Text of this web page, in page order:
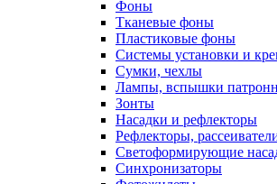
Фоны
Тканевые фоны
Пластиковые фоны
Системы установки и
Сумки, чехлы
Лампы, вспышки
Зонты
Насадки и рефлекторы
Рефлекторы,
Светоформирующие
Синхронизаторы